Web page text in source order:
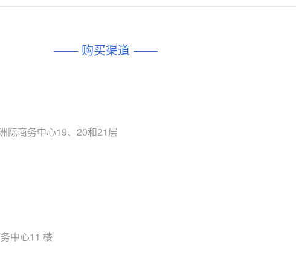
对比
相似度 44%
相同功能 相似度 37%
SGM7232
—— 购买渠道 ——
际商务中心19、20和21层
中心11 楼